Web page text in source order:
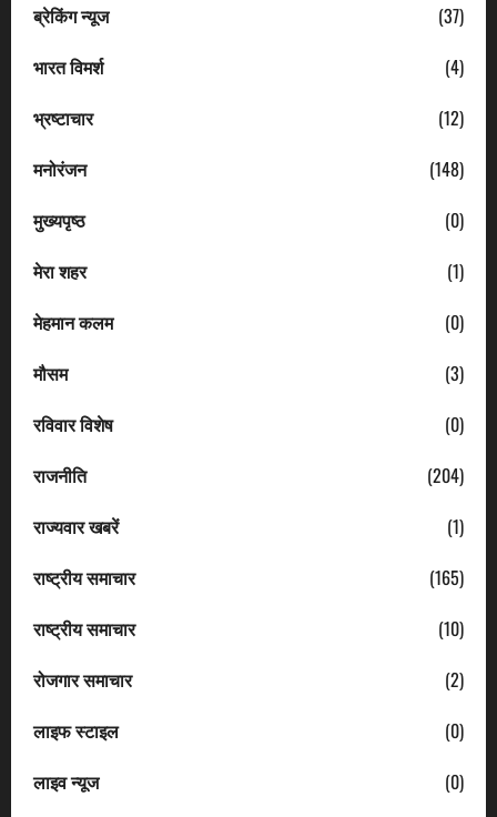
ब्रेकिंग न्यूज
(37)
भारत विमर्श
(4)
भ्रष्टाचार
(12)
मनोरंजन
(148)
मुख्यपृष्ठ
(0)
मेरा शहर
(1)
मेहमान कलम
(0)
मौसम
(3)
रविवार विशेष
(0)
राजनीति
(204)
राज्यवार खबरें
(1)
राष्ट्रीय समाचार
(165)
राष्ट्रीय समाचार
(10)
रोजगार समाचार
(2)
लाइफ स्टाइल
(0)
लाइव न्यूज
(0)